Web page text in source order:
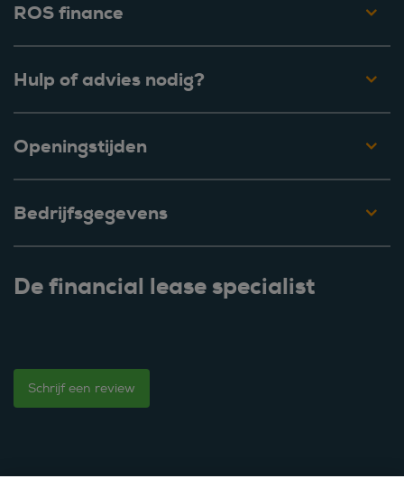
ROS finance
Hulp of advies nodig?
Openingstijden
Bedrijfsgegevens
De financial lease specialist
Schrijf een review